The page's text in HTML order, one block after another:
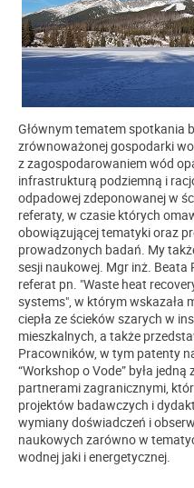
Głównym tematem spotkania
zrównoważonej gospodarki
z zagospodarowaniem wód
infrastrukturą podziemną i
odpadowej zdeponowanej w
referaty, w czasie których
obowiązującej tematyki oraz
prowadzonych badań. My
sesji naukowej. Mgr inż.
referat pn. "Waste heat
systems", w którym wskazała
ciepła ze ścieków szarych w
mieszkalnych, a także
Pracowników, w tym patenty
“Workshop o Vode” była
partnerami zagranicznymi,
projektów badawczych i
wymiany doświadczeń i
naukowych zarówno w
wodnej jaki i energetycznej.